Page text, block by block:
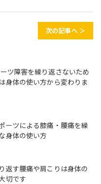
次の記事へ ＞
ツ障害を繰り返さないため
身体の使い方から変わりま
ーツによる膝痛・腰痛を繰
身体の使い方
返す腰痛や肩こりは身体の
切です